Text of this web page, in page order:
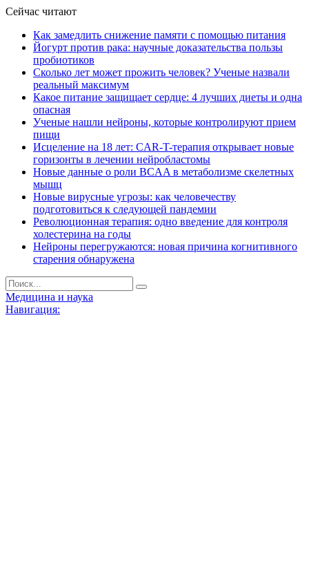
Сейчас читают
Как замедлить снижение памяти с помощью питания
Йогурт против рака: научные доказательства пользы
пробиотиков
Сколько лет может прожить человек? Ученые назвали
реальный максимум
Какое питание защищает сердце: 4 лучших диеты и одна
опасная
Ученые нашли нейроны, которые контролируют прием
пищи
Исцеление на 18 лет: CAR-T-терапия открывает новые
горизонты в лечении нейробластомы
Новые данные о роли BCAA в метаболизме скелетных
мышц
Новые вирусные угрозы: как человечеству
подготовиться к следующей пандемии
Революционная терапия: одно введение для контроля
холестерина на годы
Нейроны перегружаются: новая причина когнитивного
старения обнаружена
Медицина и наука
Навигация: